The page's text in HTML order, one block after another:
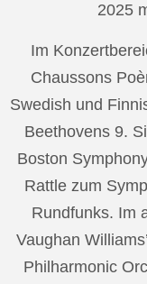
2025
Im
Chaussons
Swedish und
Beethovens 9.
Boston
Rattle zum
Rundfunks. Im
Vaughan
Philharmonic